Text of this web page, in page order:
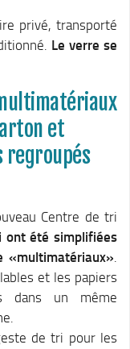
privé, transporté
Le verre se
et
regroupés
Centre de tri
ont été simplifiées
«multimatériaux».
et les papiers
dans un même
de tri pour les